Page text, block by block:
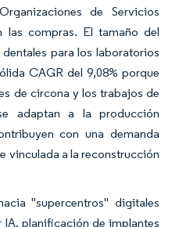
de Servicios
las compras. El tamaño del
para los laboratorios
CAGR del 9,08% porque
de circona y los trabajos de
adaptan a la producción
con una demanda
vinculada a la reconstrucción
"supercentros" digitales
planificación de implantes